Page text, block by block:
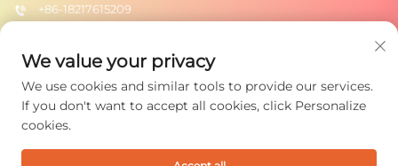
+86-18217615209
ОТПРАВИТЬ
We value your privacy
We use cookies and similar tools to provide our services.
If you don't want to accept all cookies, click Personalize
cookies.